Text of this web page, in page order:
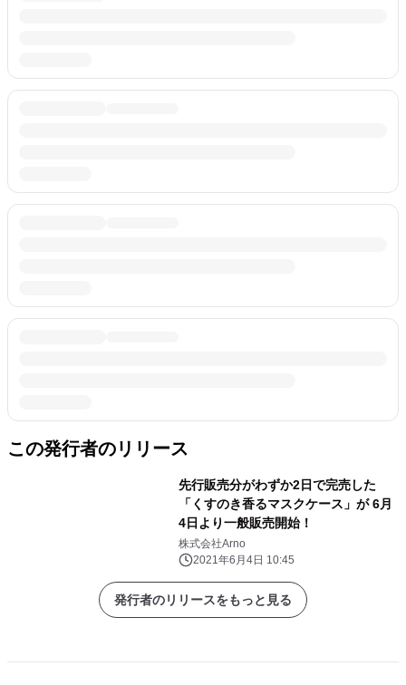
この発行者のリリース
先行販売分がわずか2日で完売した
「くすのき香るマスクケース」が 6月
4日より一般販売開始！
株式会社Arno
2021年6月4日 10:45
発行者のリリースをもっと見る